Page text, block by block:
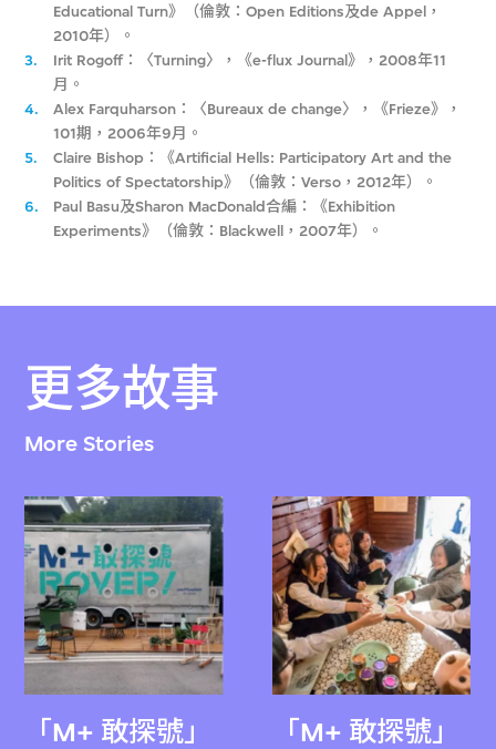
Educational Turn》（倫敦：Open Editions及de Appel，
2010年）。
3.
Irit Rogoff：〈Turning〉，《e-flux Journal》，2008年11
月。
4.
Alex Farquharson：〈Bureaux de change〉，《Frieze》，
101期，2006年9月。
5.
Claire Bishop：《Artificial Hells: Participatory Art and the
Politics of Spectatorship》（倫敦：Verso，2012年）。
6.
Paul Basu及Sharon MacDonald合編：《Exhibition
Experiments》（倫敦：Blackwell，2007年）。
更多故事
More Stories
「M+ 敢探號」
「M+ 敢探號」